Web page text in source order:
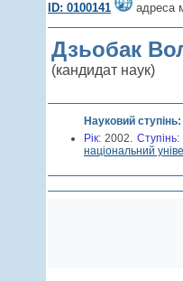
ID: 0100141 адреса
Дзьобак
(кандидат наук)
Науковий ступінь:
Рік:2002. Cтупінь:
національний